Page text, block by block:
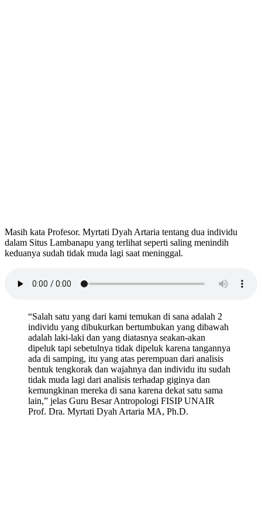
Masih kata Profesor. Myrtati Dyah Artaria tentang dua individu
dalam Situs Lambanapu yang terlihat seperti saling menindih
keduanya sudah tidak muda lagi saat meninggal.
“Salah satu yang dari kami temukan di sana adalah 2
individu yang dibukurkan bertumbukan yang dibawah
adalah laki-laki dan yang diatasnya seakan-akan
dipeluk tapi sebetulnya tidak dipeluk karena tangannya
ada di samping, itu yang atas perempuan dari analisis
bentuk tengkorak dan wajahnya dan individu itu sudah
tidak muda lagi dari analisis terhadap giginya dan
kemungkinan mereka di sana karena dekat satu sama
lain,” jelas Guru Besar Antropologi FISIP UNAIR
Prof. Dra. Myrtati Dyah Artaria MA, Ph.D.